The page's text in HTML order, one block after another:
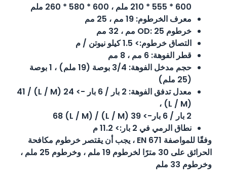
600 * 555 * 210 ملم ، 600 * 580 * 260 ملم
معرف الخرطوم: 19 مم ، 25 مم
خرطوم OD: 25 مم ، 32 مم
التصاق خرطوم:> 1.5 كيلو نيوتن / م
قطر الفوهة: 6 مم ، 8 مم
حجم مدخل الفوهة: 3/4 بوصة (19 ملم) ، 1 بوصة
معدل تدفق الفوهة: 2 بار / 6 بار -> 24 (L / M) / 41
(L / M) ،
نطاق الرمي في 2 بار:> 11.2 م
وفقًا للمواصفة EN 671 ، يجب أن يقتصر خرطوم مكافحة
الحرائق على 30 مترًا لخرطوم 19 ملم ، وخرطوم 25 ملم ،
وخرطوم 33 ملم